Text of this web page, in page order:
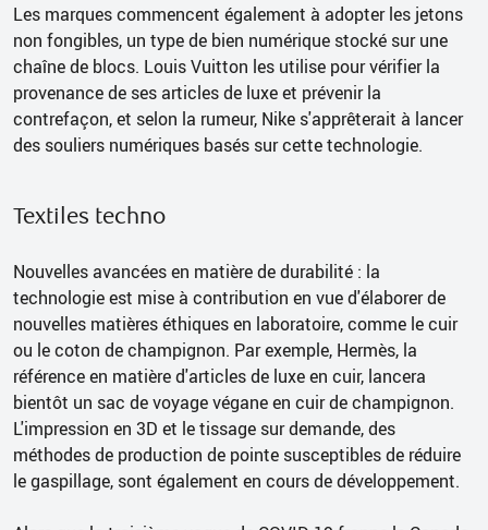
Les marques commencent également à adopter les jetons
non fongibles, un type de bien numérique stocké sur une
chaîne de blocs. Louis Vuitton les utilise pour vérifier la
provenance de ses articles de luxe et prévenir la
contrefaçon, et selon la rumeur, Nike s'apprêterait à lancer
des souliers numériques basés sur cette technologie.
Textiles techno
Nouvelles avancées en matière de durabilité : la
technologie est mise à contribution en vue d'élaborer de
nouvelles matières éthiques en laboratoire, comme le cuir
ou le coton de champignon. Par exemple, Hermès, la
référence en matière d'articles de luxe en cuir, lancera
bientôt un sac de voyage végane en cuir de champignon.
L'impression en 3D et le tissage sur demande, des
méthodes de production de pointe susceptibles de réduire
le gaspillage, sont également en cours de développement.